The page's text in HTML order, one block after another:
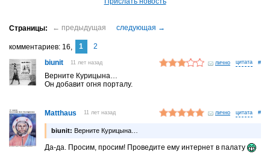
комментариев 16 1
2
biunit
11 лет назад лично #
Верните Курицына…
Он добавит огня порталу.
Matthaus 11 лет назад лично #
biunit: Верните Курицына…
Да-да. Просим, просим! Проведите ему интернет в палату